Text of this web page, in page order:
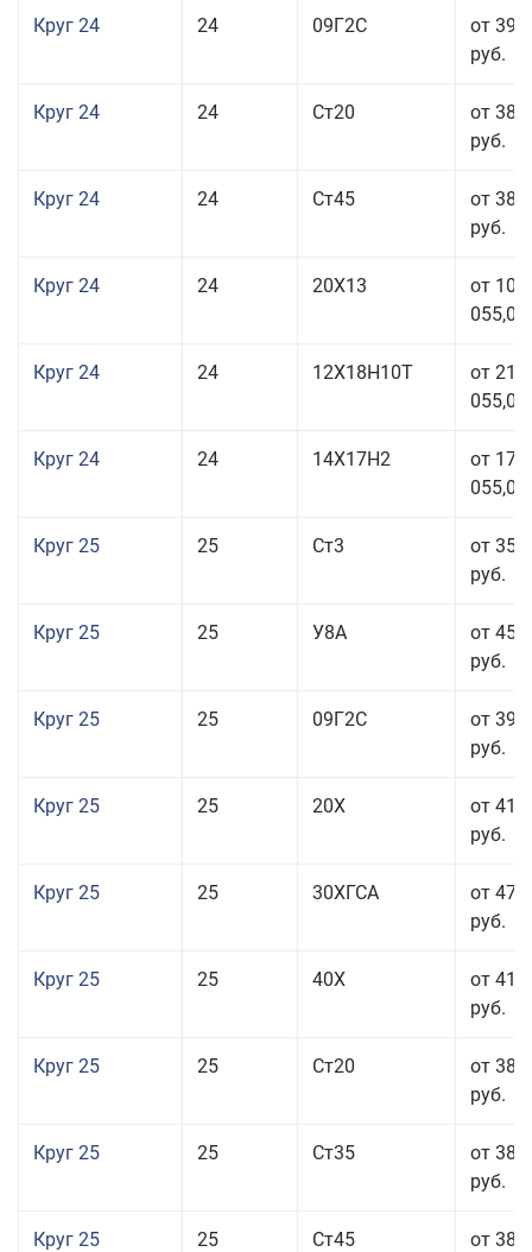
Круг 24 24 09Г2С
от 39
руб.
Круг 24 24 Ст20
от 38
руб.
Круг 24 24 Ст45
от 38
руб.
Круг 24 24 20Х13
от 103
055,00
Круг 24 24 12Х18Н10Т
от 211
055,00
Круг 24 24 14Х17Н2
от 178
055,00
Круг 25 25 Ст3
от 35
руб.
Круг 25 25 У8А
от 45
руб.
Круг 25 25 09Г2С
от 39
руб.
Круг 25 25 20Х
от 41
руб.
Круг 25 25 30ХГСА
от 47
руб.
Круг 25 25 40Х
от 41
руб.
Круг 25 25 Ст20
от 38
руб.
Круг 25 25 Ст35
от 38
руб.
Круг 25 25 Ст45
от 38